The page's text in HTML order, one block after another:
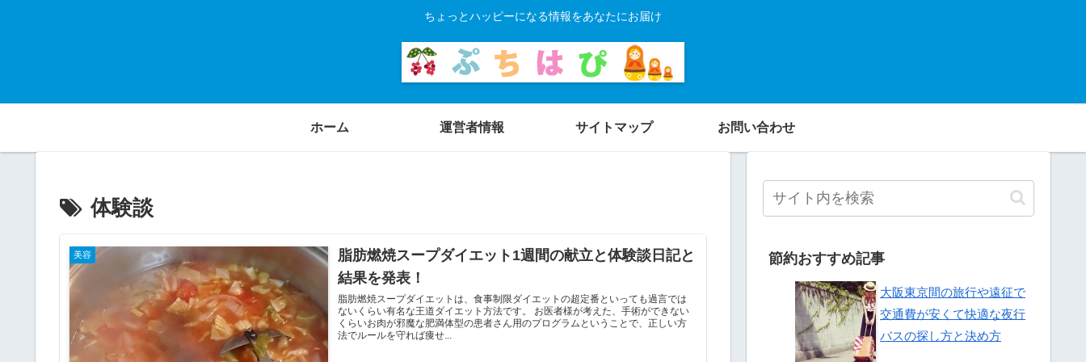
ちょっとハッピーになる情報をあなたにお届け
ホーム 運営者情報 サイトマップ お問い合わせ
体験談
美容
脂肪燃焼スープダイエット1週間の献立と体験談日記と
結果を発表！
脂肪燃焼スープダイエットは、食事制限ダイエットの超定番といっても過言では
ないくらい有名な王道ダイエット方法です。 お医者様が考えた、手術ができない
くらいお肉が邪魔な肥満体型の患者さん用のプログラムということで、正しい方
法でルールを守れば痩せ...
節約おすすめ記事
大阪東京間の旅行や遠征で
交通費が安くて快適な夜行
バスの探し方と決め方